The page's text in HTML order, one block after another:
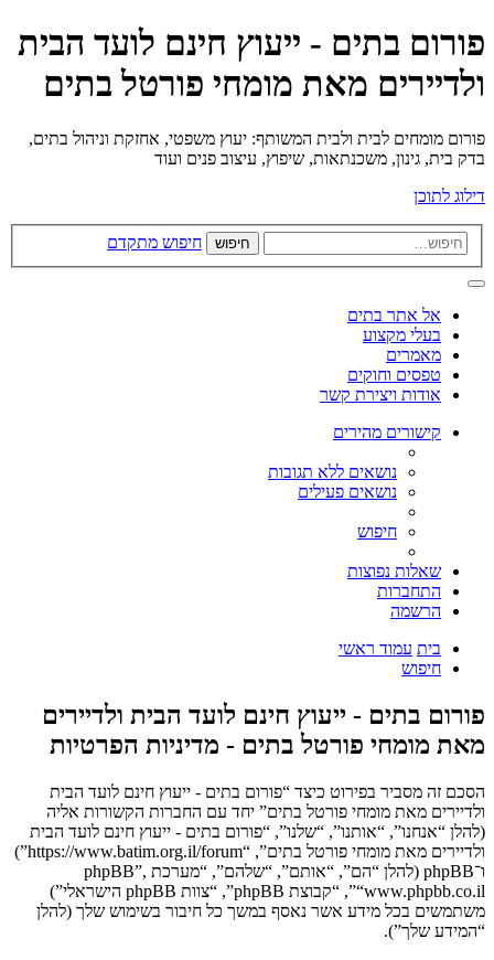
פורום בתים - ייעוץ חינם לועד הבית
ולדיירים מאת מומחי פורטל בתים
פורום מומחים לבית ולבית המשותף: יעוץ משפטי, אחזקת וניהול בתים,
בדק בית, גינון, משכנתאות, שיפוץ, עיצוב פנים ועוד
דילוג לתוכן
חיפוש חיפוש מתקדם
אל אתר בתים
בעלי מקצוע
מאמרים
טפסים וחוקים
אודות ויצירת קשר
קישורים מהירים
נושאים ללא תגובות
נושאים פעילים
חיפוש
שאלות נפוצות
התחברות
הרשמה
בית עמוד ראשי
חיפוש
פורום בתים - ייעוץ חינם לועד הבית ולדיירים
מאת מומחי פורטל בתים - מדיניות הפרטיות
הסכם זה מסביר בפירוט כיצד “פורום בתים - ייעוץ חינם לועד הבית
ולדיירים מאת מומחי פורטל בתים” יחד עם החברות הקשורות אליה
(להלן “אנחנו”, “אותנו”, “שלנו”, “פורום בתים - ייעוץ חינם לועד הבית
ולדיירים מאת מומחי פורטל בתים”, “https://www.batim.org.il/forum”)
ו־phpBB (להלן “הם”, “אותם”, “שלהם”, “מערכת phpBB”,
“www.phpbb.co.il”, “קבוצת phpBB”, “צוות phpBB הישראלי”)
משתמשים בכל מידע אשר נאסף במשך כל חיבור בשימוש שלך (להלן
“המידע שלך”).